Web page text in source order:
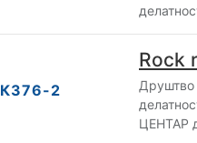
К376-2
Rock
Друштво
ЦЕНТАР